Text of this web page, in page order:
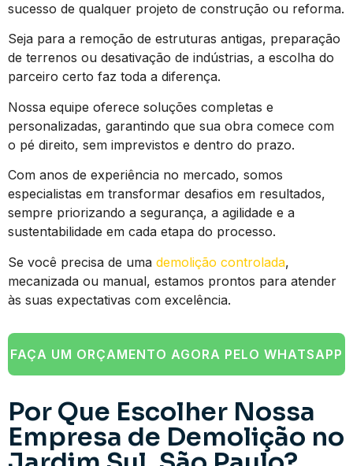
sucesso de qualquer projeto de construção ou reforma.
Seja para a remoção de estruturas antigas, preparação
de terrenos ou desativação de indústrias, a escolha do
parceiro certo faz toda a diferença.
Nossa equipe oferece soluções completas e
personalizadas, garantindo que sua obra comece com
o pé direito, sem imprevistos e dentro do prazo.
Com anos de experiência no mercado, somos
especialistas em transformar desafios em resultados,
sempre priorizando a segurança, a agilidade e a
sustentabilidade em cada etapa do processo.
Se você precisa de uma demolição controlada,
mecanizada ou manual, estamos prontos para atender
às suas expectativas com excelência.
FAÇA UM ORÇAMENTO AGORA PELO WHATSAPP
Por Que Escolher Nossa
Empresa de Demolição no